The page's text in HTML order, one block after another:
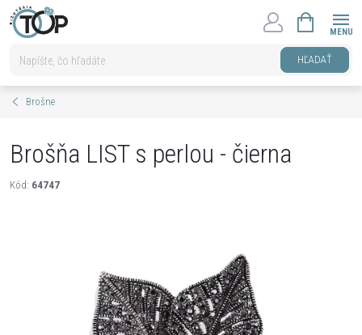
Prejsť
na
HĽADAŤ
KOŠÍK
Brošne
Brošňa LIST s perlou - čierna
Kód: 64747